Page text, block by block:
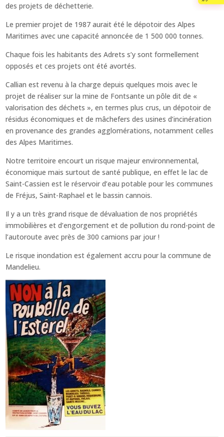
des projets de déchetterie.
Le premier projet de 1987 aurait été le dépotoir des Alpes
Maritimes avec une capacité annoncée de 1 500 000 tonnes.
Chaque fois les habitants des Adrets s’y sont formellement
opposés et ces projets ont été avortés.
Callian est revenu à la charge depuis quelques mois avec le
projet de réaliser sur la mine de Fontsante un pôle dit de «
valorisation des déchets », en termes plus crus, un dépotoir de
résidus économiques et de mâchefers des usines d’incinération
en provenance des grandes agglomérations, notamment celles
des Alpes Maritimes.
Notre territoire encourt un risque majeur environnemental,
économique mais surtout de santé publique, en effet le lac de
Saint-Cassien est le réservoir d’eau potable pour les communes
de Fréjus, Saint-Raphael et le bassin cannois.
Il y a un très grand risque de dévaluation de nos propriétés
immobilières et d’engorgement et de pollution du rond-point de
l’autoroute avec près de 300 camions par jour !
Le risque inondation est également accru pour la commune de
Mandelieu.